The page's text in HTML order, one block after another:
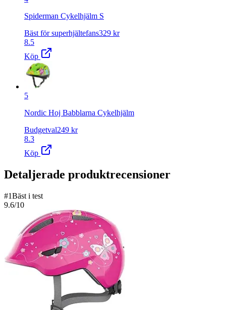
Spiderman Cykelhjälm S
Bäst för superhjältefans329 kr
8.5
Köp
5
Nordic Hoj Babblarna Cykelhjälm
Budgetval249 kr
8.3
Köp
Detaljerade produktrecensioner
#1Bäst i test
9.6/10